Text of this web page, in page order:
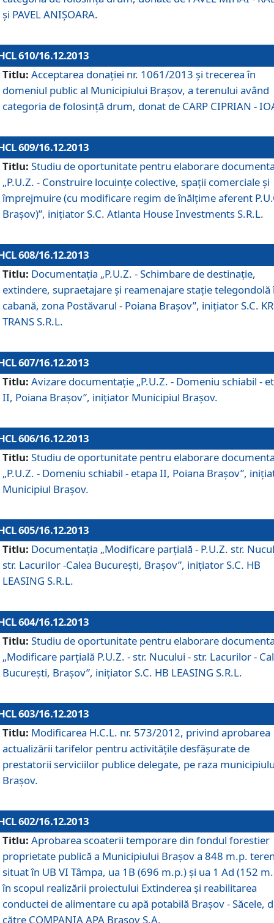
şi PAVEL ANIŞOARA.
610/16.12.2013
Titlu: Acceptarea donaţiei nr. 1061/2013 şi trecerea în
domeniul public al Municipiului Braşov, a terenului având
categoria de folosinţă drum, donat de CARP CIPRIAN -
609/16.12.2013
Titlu: Studiu de oportunitate pentru elaborare
„P.U.Z. - Construire locuinţe colective, spaţii comerciale şi
împrejmuire (cu modificare regim de înălţime aferent
Braşov)”, iniţiator S.C. Atlanta House Investments S.R.L.
608/16.12.2013
Titlu: Documentaţia „P.U.Z. - Schimbare de destinaţie,
extindere, supraetajare şi reamenajare staţie telegondolă
cabană, zona Postăvarul - Poiana Braşov”, iniţiator S.C.
TRANS S.R.L.
607/16.12.2013
Titlu: Avizare documentaţie „P.U.Z. - Domeniu schiabil -
II, Poiana Braşov”, iniţiator Municipiul Braşov.
606/16.12.2013
Titlu: Studiu de oportunitate pentru elaborare
„P.U.Z. - Domeniu schiabil - etapa II, Poiana Braşov”,
Municipiul Braşov.
605/16.12.2013
Titlu: Documentaţia „Modificare parţială - P.U.Z. str.
str. Lacurilor -Calea Bucureşti, Braşov”, iniţiator S.C. HB
LEASING S.R.L.
604/16.12.2013
Titlu: Studiu de oportunitate pentru elaborare
„Modificare parţială P.U.Z. - str. Nucului - str. Lacurilor -
Bucureşti, Braşov”, iniţiator S.C. HB LEASING S.R.L.
603/16.12.2013
Titlu: Modificarea H.C.L. nr. 573/2012, privind aprobarea
actualizării tarifelor pentru activităţile desfăşurate de
prestatorii serviciilor publice delegate, pe raza
Braşov.
602/16.12.2013
Titlu: Aprobarea scoaterii temporare din fondul forestier
proprietate publică a Municipiului Braşov a 848 m.p.
situat în UB VI Tâmpa, ua 1B (696 m.p.) şi ua 1 Ad (152
în scopul realizării proiectului Extinderea şi reabilitarea
conductei de alimentare cu apă potabilă Braşov - Săcele,
către COMPANIA APA Braşov S.A.